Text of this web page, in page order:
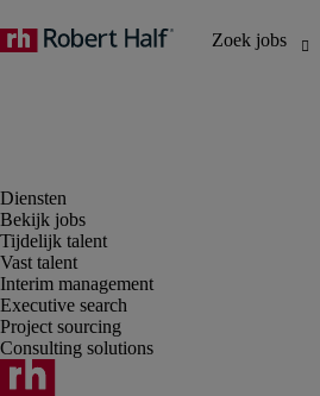
Bekijk jobs
Tijdelijk talent
Vast talent
Interim management
Executive search
Project sourcing
Consulting solutions